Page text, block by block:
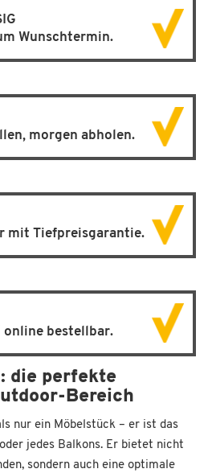
Wunschtermin.
morgen abholen.
mit Tiefpreisgarantie.
online bestellbar.
die perfekte
Bereich
nur ein Möbelstück – er ist das
jedes Balkons. Er bietet nicht
sondern auch eine optimale